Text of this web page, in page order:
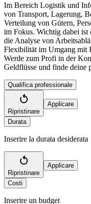
Im Bereich Logistik und
von Transport, Lagerung,
Verteilung von Gütern,
im Fokus. Wichtig dabei
die Analyse von
Flexibilität im Umgang mit
Werde zum Profi in der
Geldflüsse und finde deine
Qualifica professionale
Ripristinare
Applicare
Durata
Inserire la durata desiderata
Ripristinare
Applicare
Costi
Inserire un budget